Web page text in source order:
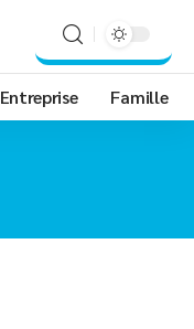
Entreprise Famille